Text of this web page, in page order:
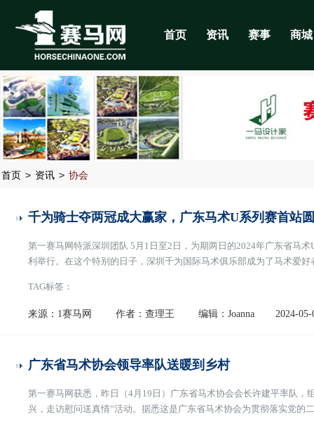
首页 资讯 赛事 商城
首页 > 资讯 > 协会
千为骑士夺两冠成大赢家，广东马术U系列赛首站
第一赛马网特派深圳团队 5月1日至2日，为期两日的2024年广东省马
利举行。在这个特别的日子，深圳千为国际马术俱乐部成为了马术爱
新，深圳千为骑士国际马术俱乐部总经理邓志宏、深
TAG标签：
来源：1赛马网 作者：查理王 编辑：Joanna 2024-05-
广东省马术协会领导率队送暖到乡村
第一赛马网获悉，昨日（4月19日）广东省马术协会会长许建平率队
兴，走访慰问送真情”活动。据悉这是广东省马术协会为贯彻落实党